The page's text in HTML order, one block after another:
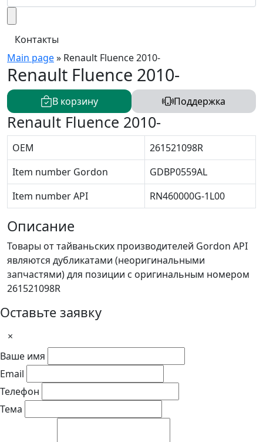
Контакты
Main page» Renault Fluence 2010-
Renault Fluence 2010-
В корзину Поддержка
Renault Fluence 2010-
OEM
261521098R
Item number Gordon
GDBP0559AL
Item number API
RN460000G-1L00
Описание
Товары от тайваньских производителей Gordon API
являются дубликатами (неоригинальными
запчастями) для позиции с оригинальным номером
261521098R
Оставьте заявку
×
Ваше имя
Email
Телефон
Тема